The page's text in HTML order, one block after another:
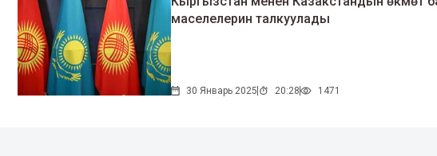
маселелерин талкуулады
30 Январь 2025 20:28 1471